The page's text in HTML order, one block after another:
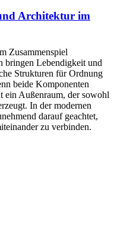
Architektur im
Zusammenspiel
bringen Lebendigkeit und
Strukturen für Ordnung
beide Komponenten
ein Außenraum, der sowohl
In der modernen
darauf geachtet,
zu verbinden.